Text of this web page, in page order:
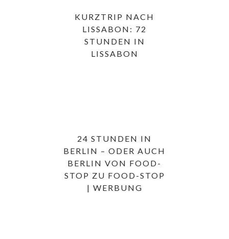
KURZTRIP NACH
LISSABON: 72
STUNDEN IN
LISSABON
24 STUNDEN IN
BERLIN – ODER AUCH
BERLIN VON FOOD-
STOP ZU FOOD-STOP
| WERBUNG